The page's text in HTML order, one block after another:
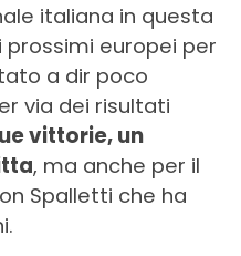
italiana in questa
europei per
a dir poco
via dei risultati
vittorie, un
, ma anche per il
Spalletti che ha